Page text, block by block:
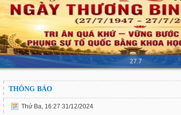
27.7
THÔNG BÁO
Thứ Ba, 16:27 31/12/2024